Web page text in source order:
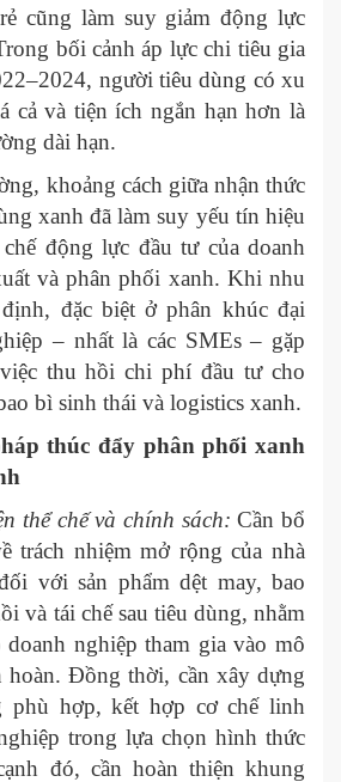
cũng làm suy giảm động lực
bối cảnh áp lực chi tiêu gia
người tiêu dùng có xu
cả và tiện ích ngắn hạn hơn là
dài hạn.
khoảng cách giữa nhận thức
xanh đã làm suy yếu tín hiệu
động lực đầu tư của doanh
và phân phối xanh. Khi nhu
đặc biệt ở phân khúc đại
– nhất là các SMEs – gặp
thu hồi chi phí đầu tư cho
bì sinh thái và logistics xanh.
thúc đẩy phân phối xanh
thể chế và chính sách:Cần bổ
trách nhiệm mở rộng của nhà
với sản phẩm dệt may, bao
và tái chế sau tiêu dùng, nhằm
nghiệp tham gia vào mô
hoàn. Đồng thời, cần xây dựng
phù hợp, kết hợp cơ chế linh
trong lựa chọn hình thức
đó, cần hoàn thiện khung